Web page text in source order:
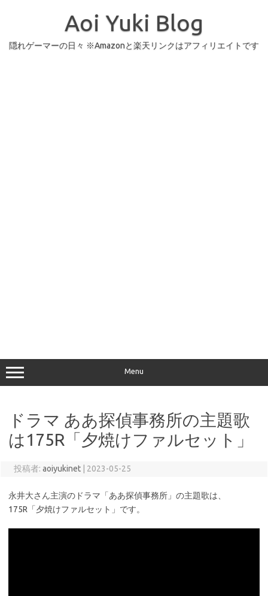
Aoi Yuki Blog
隠れゲーマーの日々 ※Amazonと楽天リンクはアフィリエイトです
Menu
ドラマ ああ探偵事務所の主題歌
は175R「夕焼けファルセット」
投稿者: aoiyukinet 2023-05-25
永井大さん主演のドラマ「ああ探偵事務所」の主題歌は、
175R「夕焼けファルセット」です。